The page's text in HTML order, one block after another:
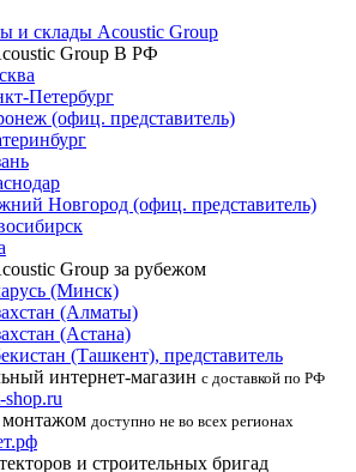
и склады Acoustic Group
Group В РФ
Петербург
(офиц. представитель)
Новгород (офиц. представитель)
Group за рубежом
(Минск)
(Алматы)
(Астана)
(Ташкент), представитель
интернет-магазин с доставкой по РФ
shop.ru
монтажом доступно не во всех регионах
и строительных бригад